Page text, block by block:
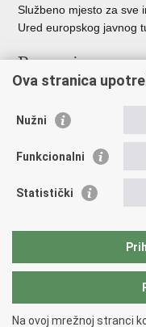
Službeno mjesto za sve
Ured europskog javnog
Poveznice
Državno odvjetništvo
Ured za suzbijanje
Državno sudbeno vijeće
Državnoodvjetničko
Hrvatska odvjetnička
Europski pravosudni
Copyright © 2026
Ova stranica
Nužni
Funkcionalni
Statistički
Na ovoj mrežnoj stranci